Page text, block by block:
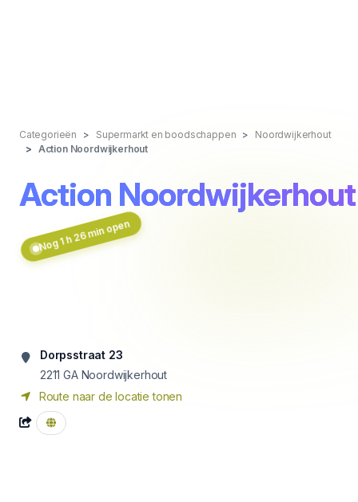
Categorieën Supermarkt en boodschappen
Noordwijkerhout
Action Noordwijkerhout
Action Noordwijkerhout
Nog 1 h 26 min open
Dorpsstraat 23
2211 GA Noordwijkerhout
Route naar de locatie tonen